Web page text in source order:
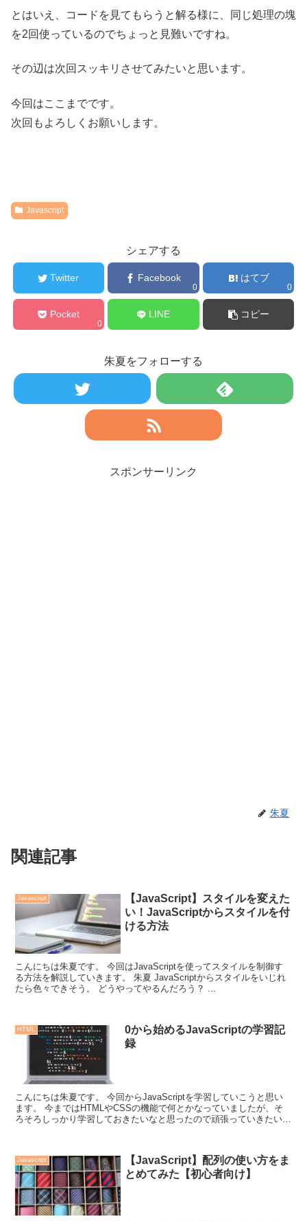
とはいえ、コードを見てもらうと解る様に、同じ処理の塊
を2回使っているのでちょっと見難いですね。
その辺は次回スッキリさせてみたいと思います。
今回はここまでです。
次回もよろしくお願いします。
Javascript
シェアする
Twitter Facebook
0
はてブ
0
Pocket
0
LINE コピー
朱夏をフォローする
スポンサーリンク
朱夏
関連記事
Javascript
【JavaScript】スタイルを変えた
い！JavaScriptからスタイルを付
ける方法
こんにちは朱夏です。 今回はJavaScriptを使ってスタイルを制御す
る方法を解説していきます。 朱夏 JavaScriptからスタイルをいじれ
HTML
0から始めるJavaScriptの学習記
録
こんにちは朱夏です。 今回からJavaScriptを学習していこうと思い
ます。 今まではHTMLやCSSの機能で何とかなっていましたが、そ
ろそろしっかり学習しておきたいなと思ったので頑張っていきたいと
Javascript
【JavaScript】配列の使い方をま
とめてみた【初心者向け】